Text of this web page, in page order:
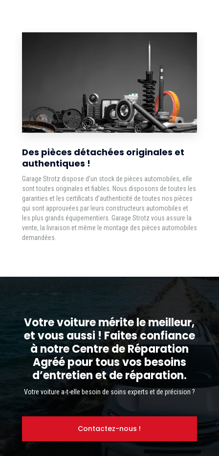
Des pièces détachées originales et
authentiques !
Garage Strotz dispose d’un stock de pièces automobiles, elle
sont toutes originales et fiables. Nous disposons de toutes les
garanties et les certificats d’authenticité de toutes nos pièces
qui sont approuvées par leurs constructeurs automobiles et
les plus grands équipementiers. Garage Strotz vous assure la
vente, la livraison et même le montage des pièces automobiles
demandées.
Votre voiture mérite le meilleur,
et vous aussi ! Faites confiance
à notre Centre de Réparation
Agréé pour tous vos besoins
d’entretien et de réparation.
Votre voiture a-t-elle besoin de soins experts et de précision ?
Contactez-nous !